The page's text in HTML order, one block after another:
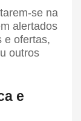
se na
alertados
e ofertas,
outros
e